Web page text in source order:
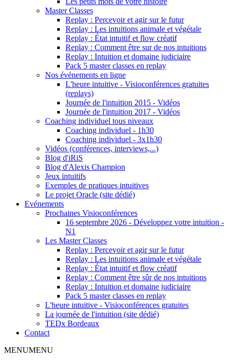
Master Classes
Replay : Percevoir et agir sur le futur
Replay : Les intuitions animale et végétale
Replay : État intuitif et flow créatif
Replay : Comment être sur de nos intuitions
Replay : Intuition et domaine judiciaire
Pack 5 master classes en replay
Nos événements en ligne
L'heure intuitive - Visioconférences gratuites
(replays)
Journée de l'intuition 2015 - Vidéos
Journée de l'intuition 2017 - Vidéos
Coaching individuel tous niveaux
Coaching individuel - 1h30
Coaching individuel - 3x1h30
Vidéos (conférences, interviews,...)
Blog d'iRiS
Blog d'Alexis Champion
Jeux intuitifs
Exemples de pratiques intuitives
Le projet Oracle (site dédié)
Evénements
Prochaines Visioconférences
16 septembre 2026 - Développez votre intuition -
N1
Les Master Classes
Replay : Percevoir et agir sur le futur
Replay : Les intuitions animale et végétale
Replay : État intuitif et flow créatif
Replay : Comment être sûr de nos intuitions
Replay : Intuition et domaine judiciaire
Pack 5 master classes en replay
L'heure intuitive - Visioconférences gratuites
La journée de l'intuition (site dédié)
TEDx Bordeaux
Contact
MENUMENU